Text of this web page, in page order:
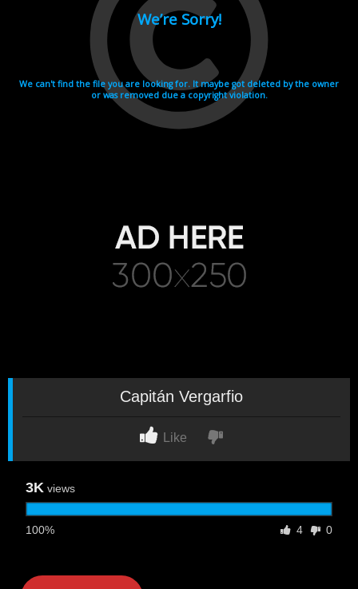
Capitán Vergarfio
Like
3K views
100% 4 0